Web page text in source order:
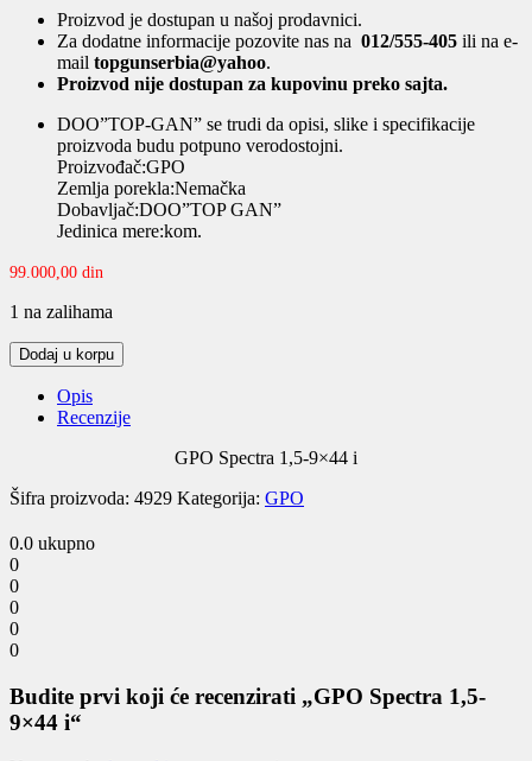
Proizvod je dostupan u našoj prodavnici.
Za dodatne informacije pozovite nas na 012/555-405 ili na e-
mail topgunserbia@yahoo.
Proizvod nije dostupan za kupovinu preko sajta.
DOO”TOP-GAN” se trudi da opisi, slike i specifikacije
proizvoda budu potpuno verodostojni.
Proizvođač:GPO
Zemlja porekla:Nemačka
Dobavljač:DOO”TOP GAN”
Jedinica mere:kom.
99.000,00 din
1 na zalihama
GPO
Spectra
9x44
Dodaj u korpu
Opis
Recenzije
GPO Spectra 1,5-9×44 i
Šifra proizvoda: 4929 Kategorija: GPO
0.0 ukupno
0
0
0
0
0
Budite prvi koji će recenzirati „GPO Spectra 1,5-
9×44 i“